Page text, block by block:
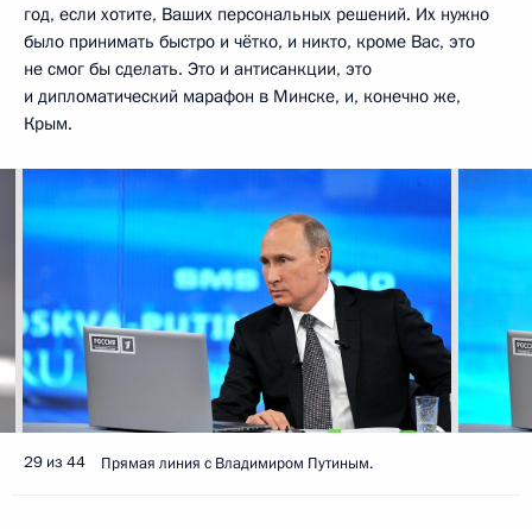
год, если хотите, Ваших персональных решений. Их нужно
было принимать быстро и чётко, и никто, кроме Вас, это
не смог бы сделать. Это и антисанкции, это
и дипломатический марафон в Минске, и, конечно же,
Крым.
29 из 44 Прямая линия с Владимиром Путиным.